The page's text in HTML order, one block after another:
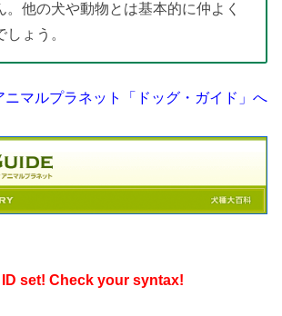
。他の犬や動物とは基本的に仲よく
ょう。
マルプラネット「ドッグ・ガイド」へ
set! Check your syntax!